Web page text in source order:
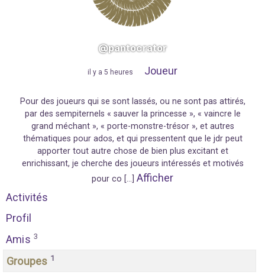
@pantocrator
il y a 5 heures Joueur
Pour des joueurs qui se sont lassés, ou ne sont pas attirés,
par des sempiternels « sauver la princesse », « vaincre le
grand méchant », « porte-monstre-trésor », et autres
thématiques pour ados, et qui pressentent que le jdr peut
apporter tout autre chose de bien plus excitant et
enrichissant, je cherche des joueurs intéressés et motivés
pour co […] Afficher
Activités
Profil
Amis 3
Groupes 1